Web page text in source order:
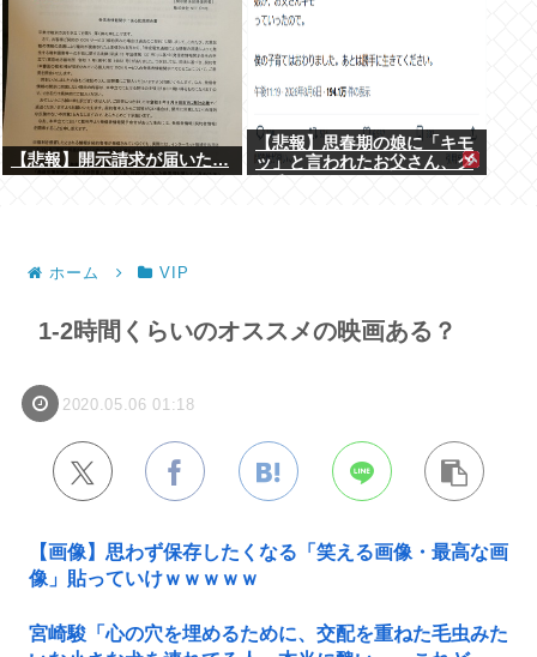
【悲報】開示請求が届いた…
【悲報】思春期の娘に「キモ
ッ」と言われたお父さん、グ
ホーム VIP
1-2時間くらいのオススメの映画ある？
2020.05.06 01:18
【画像】思わず保存したくなる「笑える画像・最高な画
像」貼っていけｗｗｗｗｗ
宮崎駿「心の穴を埋めるために、交配を重ねた毛虫みた